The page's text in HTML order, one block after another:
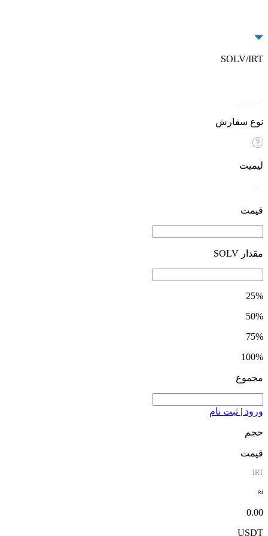
SOLV/IRT
نوع سفارش
لیمیت
قیمت
مقدار SOLV
25%
50%
75%
100%
مجموع
ورود | ثبت نام
حجم
قیمت
IRT
≈
0.00
USDT